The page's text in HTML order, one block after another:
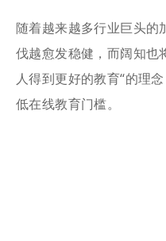
随着越来越多行业巨头的
伐越愈发稳健，而阔知也
人得到更好的教育“的理
低在线教育门槛。